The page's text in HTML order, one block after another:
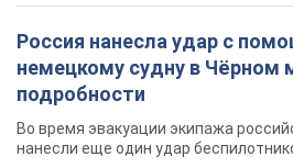
Россия нанесла удар с
немецкому судну в Чёрном
подробности
Во время эвакуации экипажа
нанесли еще один удар